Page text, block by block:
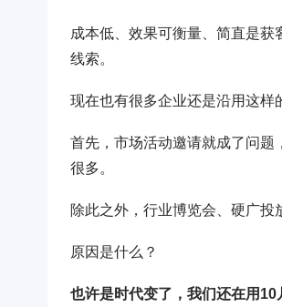
成本低、效果可衡量、简直是
线索。
现在也有很多企业还是沿用这样
首先，市场活动邀请就成了问题
很多。
除此之外，行业博览会、硬广投
原因是什么？
也许是时代变了，我们还在用10